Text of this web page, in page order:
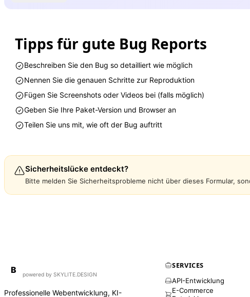
Tipps für gute Bug Reports
Beschreiben Sie den Bug so detailliert wie möglich
Nennen Sie die genauen Schritte zur Reproduktion
Fügen Sie Screenshots oder Videos bei (falls möglich)
Geben Sie Ihre Paket-Version und Browser an
Teilen Sie uns mit, wie oft der Bug auftritt
Sicherheitslücke entdeckt?
Bitte melden Sie Sicherheitsprobleme nicht über dieses Formular,
B powered by SKYLITE.DESIGN
Professionelle Webentwicklung, KI-
SERVICES
API-Entwicklung
E-Commerce